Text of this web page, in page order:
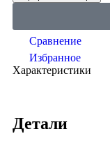
Сравнение
Избранное
Характеристики
Детали